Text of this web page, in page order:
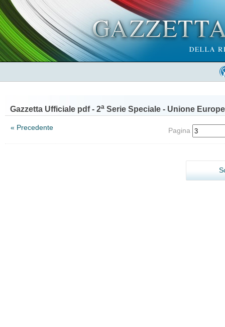
Gazzetta Ufficiale pdf - 2a Serie Speciale - Unione
« Precedente Pagina